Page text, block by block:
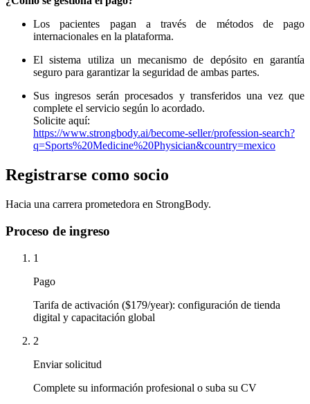
Los pacientes pagan a través de métodos de pago
internacionales en la plataforma.
El sistema utiliza un mecanismo de depósito en garantía
seguro para garantizar la seguridad de ambas partes.
Sus ingresos serán procesados ​​y transferidos una vez que
complete el servicio según lo acordado.
Solicite aquí:
https://www.strongbody.ai/become-seller/profession-search?
q=Sports%20Medicine%20Physician&country=mexico
Registrarse como socio
Hacia una carrera prometedora en StrongBody.
Proceso de ingreso
1
Pago
Tarifa de activación ($179/year): configuración de tienda
digital y capacitación global
2
Enviar solicitud
Complete su información profesional o suba su CV